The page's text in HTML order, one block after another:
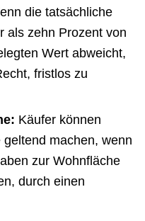
die tatsächliche
als zehn Prozent von
Wert abweicht,
fristlos zu
Käufer können
machen, wenn
zur Wohnfläche
durch einen